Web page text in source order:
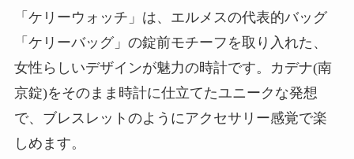
「ケリーウォッチ」は、エルメスの代表的バッグ
「ケリーバッグ」の錠前モチーフを取り入れた、
女性らしいデザインが魅力の時計です。カデナ(南
京錠)をそのまま時計に仕立てたユニークな発想
で、ブレスレットのようにアクセサリー感覚で楽
しめます。